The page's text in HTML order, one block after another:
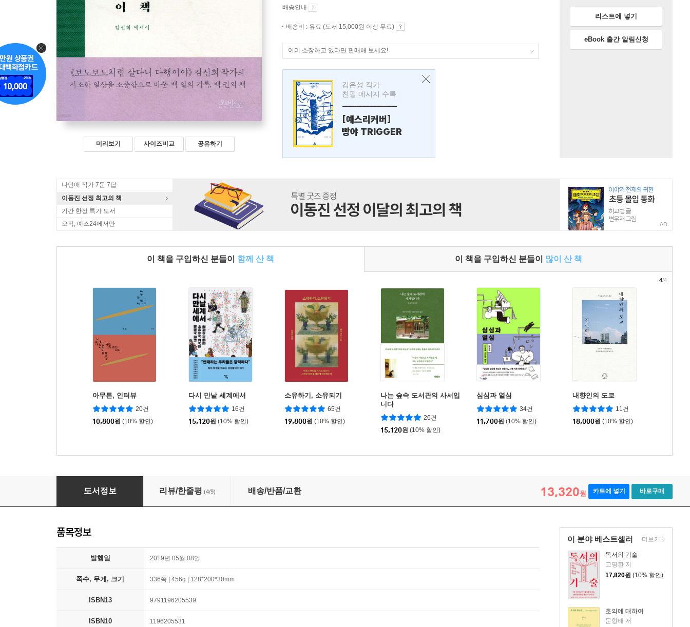
미리보기 사이즈비교 공유하기
배송안내
배송비 : 유료 (도서 15,000원 이상 무료)
이미 소장하고 있다면 판매해 보세요!
김은성 작가
친필 메시지 수록
---------------
[예스리커버]
빵야 TRIGGER
리스트에 넣기
eBook 출간 알림신청
나민애 작가 7문 7답
이동진 선정 최고의 책
기간 한정 특가 도서
오직, 예스24에서만
AD
이 책을 구입하신 분들이 함께 산 책 이 책을 구입하신 분들이 많이 산 책
아무튼, 인터뷰
20건
10,800원 (10% 할인)
다시 만날 세계에서
16건
15,120원 (10% 할인)
소유하기, 소유되기
65건
19,800원 (10% 할인)
나는 숲속 도서관의 사서입
니다
26건
15,120원 (10% 할인)
심심과 열심
34건
11,700원 (10% 할인)
내향인의 도쿄
11건
18,000원 (10% 할인)
4/4
오늘 마음은 이 책
도서정보 리뷰/한줄평 (4/9) 배송/반품/교환 13,320원 카트에 넣기 바로구매
이 분야 베스트셀러
독서의 기술
고명환 저
17,820원 (10% 할인)
호의에 대하여
문형배 저
더보기
품목정보
발행일 2019년 05월 08일
쪽수, 무게, 크기 336쪽 | 456g | 128*200*30mm
ISBN13 9791196205539
ISBN10 1196205531